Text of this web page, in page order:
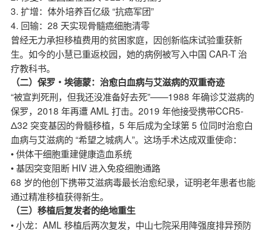
3. 扩增：体外培养百亿级 “抗癌军团”
4. 回输：28 天实现骨髓癌细胞清零
曾经无力承担移植费用的贫困家庭，因创新临床试验重获新
生。如今的小慧已重返校园，她的病例被写入中国 CAR-T 治
疗教科书。
（二）保罗・埃德蒙：治愈白血病与艾滋病的双重奇迹
“被宣判死刑，但我还没准备好去死”——1988 年确诊艾滋病的
保罗，2018 年再遭 AML 打击。2019 年他接受携带CCR5-
Δ32 突变基因的骨髓移植，5 年后成为全球第 5 位同时治愈白
血病与艾滋病的 “希望之城病人”。这场手术达成双重使命：
• 供体干细胞重建健康造血系统
• 基因突变阻断 HIV 进入免疫细胞通路
68 岁的他创下携带艾滋病毒最长治愈纪录，证明老年患者也能
通过精准移植获得新生。
（三）移植后复发者的绝地重生
• 小龙：AML 移植后两次复发，中山七院采用降强度排异预防